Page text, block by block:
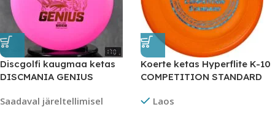
Discgolfi kaugmaa ketas
DISCMANIA GENIUS
Saadaval järeltellimisel
Koerte ketas Hyperflite K-10
COMPETITION STANDARD
Laos